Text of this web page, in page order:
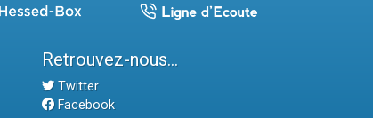
Retrouvez-nous...
Twitter
Facebook